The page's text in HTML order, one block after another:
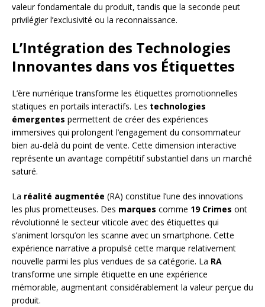
valeur fondamentale du produit, tandis que la seconde peut
privilégier l’exclusivité ou la reconnaissance.
L’Intégration des Technologies
Innovantes dans vos Étiquettes
L’ère numérique transforme les étiquettes promotionnelles
statiques en portails interactifs. Les technologies
émergentes permettent de créer des expériences
immersives qui prolongent l’engagement du consommateur
bien au-delà du point de vente. Cette dimension interactive
représente un avantage compétitif substantiel dans un marché
saturé.
La réalité augmentée (RA) constitue l’une des innovations
les plus prometteuses. Des marques comme 19 Crimes ont
révolutionné le secteur viticole avec des étiquettes qui
s’animent lorsqu’on les scanne avec un smartphone. Cette
expérience narrative a propulsé cette marque relativement
nouvelle parmi les plus vendues de sa catégorie. La RA
transforme une simple étiquette en une expérience
mémorable, augmentant considérablement la valeur perçue du
produit.